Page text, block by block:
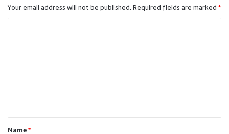
Your email address will not be published.Required fields are marked*
t
Name*